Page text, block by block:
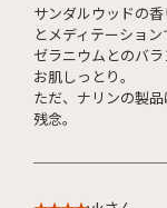
サンダルウッドの
とメディテーション
ゼラニウムとのバ
お肌しっとり。
ただ、ナリンの製
残念。